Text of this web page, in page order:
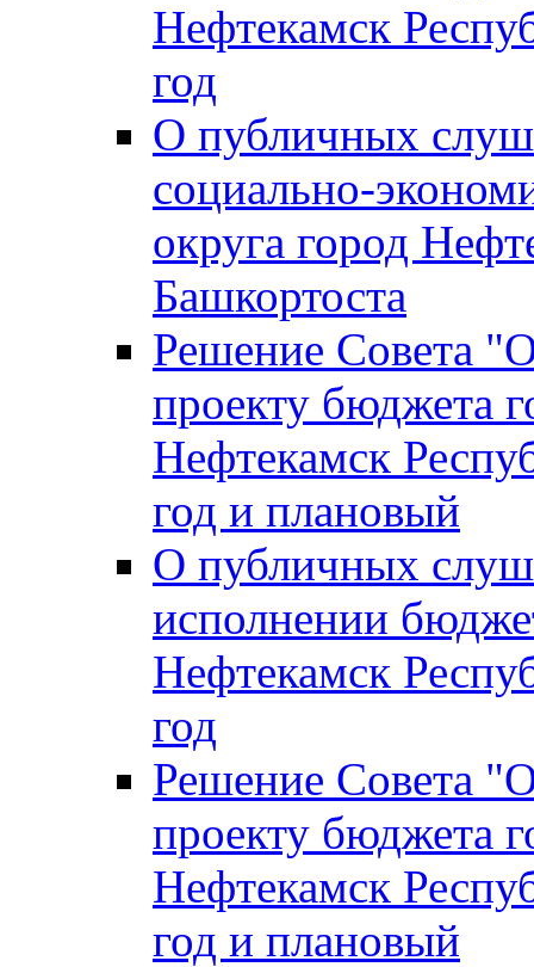
Нефтекамск
год
О публичных
социально-
округа город
Башкортоста
Решение Совета
проекту бюджета
Нефтекамск
год и плановый
О публичных
исполнении
Нефтекамск
год
Решение Совета
проекту бюджета
Нефтекамск
год и плановый